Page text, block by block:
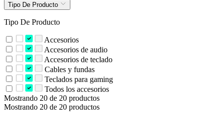
Tipo De Producto
Tipo De Producto
Accesorios
Accesorios de audio
Accesorios de teclado
Cables y fundas
Teclados para gaming
Todos los accesorios
Mostrando 20 de 20 productos
Mostrando 20 de 20 productos